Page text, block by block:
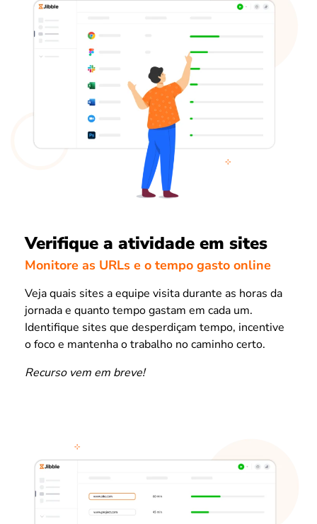
Verifique a atividade em sites
Monitore as URLs e o tempo gasto online
Veja quais sites a equipe visita durante as horas da
jornada e quanto tempo gastam em cada um.
Identifique sites que desperdiçam tempo, incentive
o foco e mantenha o trabalho no caminho certo.
Recurso vem em breve!